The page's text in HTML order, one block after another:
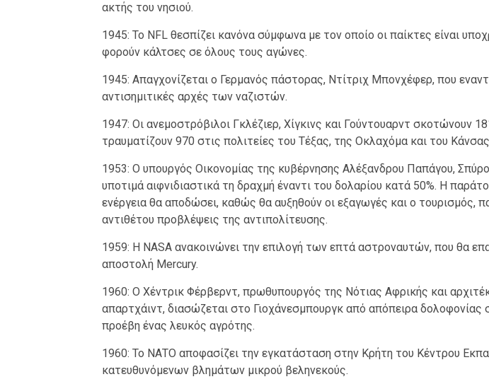
ακτής του νησιού.
1945: Το NFL θεσπίζει κανόνα σύμφωνα με τον οποίο οι παίκτες είναι
φορούν κάλτσες σε όλους τους αγώνες.
1945: Απαγχονίζεται ο Γερμανός πάστορας, Ντίτριχ Μπονχέφερ, που
αντισημιτικές αρχές των ναζιστών.
1947: Οι ανεμοστρόβιλοι Γκλέζιερ, Χίγκινς και Γούντουαρντ σκοτώνουν
τραυματίζουν 970 στις πολιτείες του Τέξας, της Οκλαχόμα και του
1953: Ο υπουργός Οικονομίας της κυβέρνησης Αλέξανδρου Παπάγου,
υποτιμά αιφνιδιαστικά τη δραχμή έναντι του δολαρίου κατά 50%. Η
ενέργεια θα αποδώσει, καθώς θα αυξηθούν οι εξαγωγές και ο τουρισμός,
αντιθέτου προβλέψεις της αντιπολίτευσης.
1959: Η NASA ανακοινώνει την επιλογή των επτά αστροναυτών, που θα
αποστολή Mercury.
1960: Ο Χέντρικ Φέρβερντ, πρωθυπουργός της Νότιας Αφρικής και
απαρτχάιντ, διασώζεται στο Γιοχάνεσμπουργκ από απόπειρα δολοφονίας
προέβη ένας λευκός αγρότης.
1960: Το ΝΑΤΟ αποφασίζει την εγκατάσταση στην Κρήτη του Κέντρου
κατευθυνόμενων βλημάτων μικρού βεληνεκούς.